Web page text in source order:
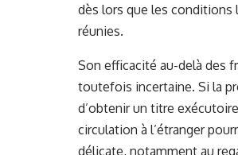
dès lors que les conditions
réunies.
Son efficacité au-delà des
toutefois incertaine. Si la
d’obtenir un titre
circulation à l’étranger
délicate, notamment au